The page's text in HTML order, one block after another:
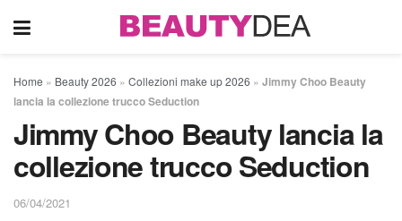
Home » Beauty 2026 » Collezioni make up 2026 » Jimmy Choo Beauty
lancia la collezione trucco Seduction
Jimmy Choo Beauty lancia la
collezione trucco Seduction
06/04/2021